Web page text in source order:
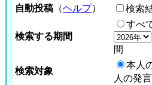
自動投稿 （ヘルプ） 検索
検索する期間
すべ
間
検索対象
本人
人の発